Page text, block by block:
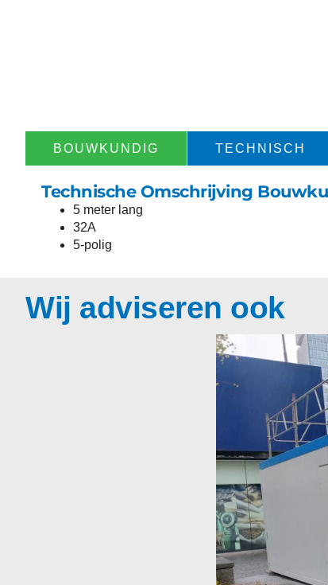
BOUWKUNDIG​ TECHNISCH​
Technische Omschrijving
5 meter lang
32A
5-polig
Wij adviseren ook